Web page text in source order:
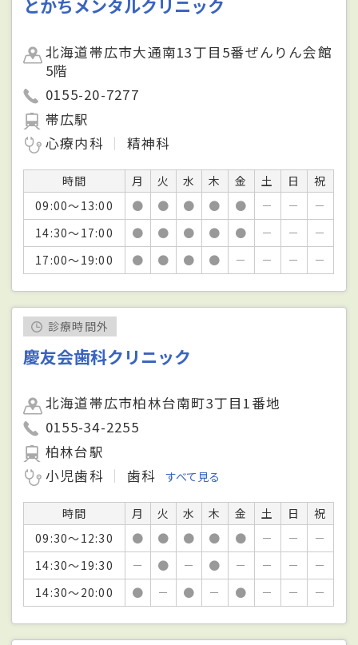
とかちメンタルクリニック
北海道帯広市大通南13丁目5番ぜんりん会館
5階
0155-20-7277
帯広駅
心療内科
精神科
時間 月 火 水 木 金 土 日
祝
09:00～13:00
● ● ● ● ● － －
－
14:30～17:00
● ● ● ● ● － －
－
17:00～19:00
● ● ● ● － － － －
診療時間外
慶友会歯科クリニック
北海道帯広市柏林台南町3丁目1番地
0155-34-2255
柏林台駅
小児歯科
歯科 すべて見る
時間 月 火 水 木 金 土 日
祝
09:30～12:30
● ● ● ● ● － －
－
14:30～19:30
－ ● － ● － － －
－
14:30～20:00
● － ● － ● － － －